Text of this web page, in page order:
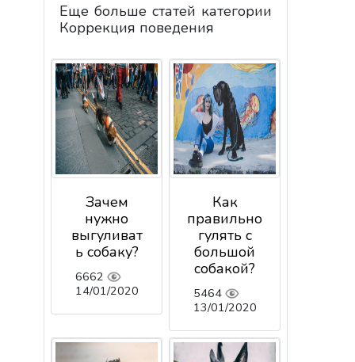
Еще больше статей категории
Коррекция поведения
Зачем
нужно
выгуливат
ь собаку?
6662
14/01/2020
Как
правильно
гулять с
большой
собакой?
5464
13/01/2020